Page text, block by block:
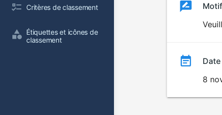
Critères de classement
Étiquettes et icônes de
classement
8